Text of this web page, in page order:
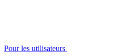
Pour les utilisateurs